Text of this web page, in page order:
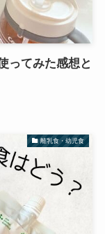
ってみた感想と
離乳食・幼児食